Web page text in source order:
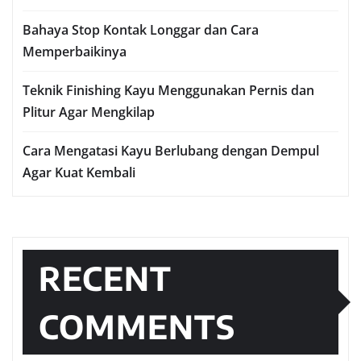
Bahaya Stop Kontak Longgar dan Cara
Memperbaikinya
Teknik Finishing Kayu Menggunakan Pernis dan
Plitur Agar Mengkilap
Cara Mengatasi Kayu Berlubang dengan Dempul
Agar Kuat Kembali
RECENT
COMMENTS